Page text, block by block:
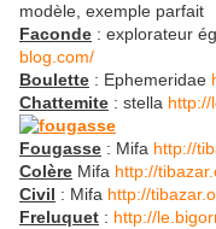
modèle, exemple parfait
Faconde : explorateur
blog.com/
Boulette : Ephemeridae
Chattemite : stella
Fougasse : Mifa http://
Colère Mifa http://
Civil : Mifa http://
Freluquet : http://